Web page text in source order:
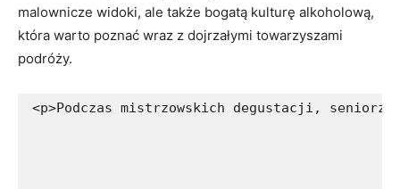
malownicze widoki, ale także bogatą kulturę alkoholową,
która warto poznać wraz z dojrzałymi towarzyszami
podróży.
<p>Podczas mistrzowskich degustacji,